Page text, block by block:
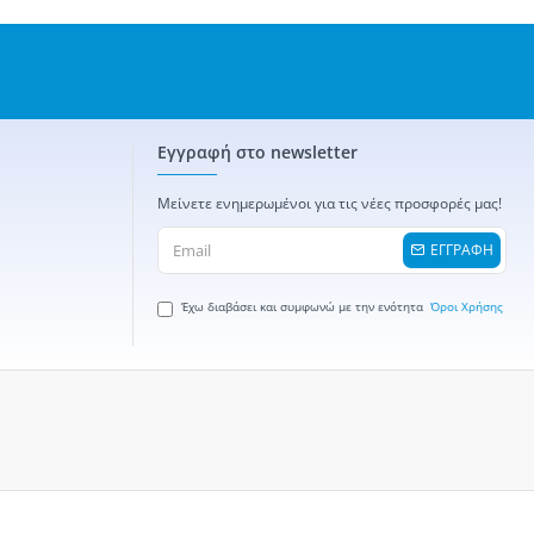
Εγγραφή στο newsletter
Μείνετε ενημερωμένοι για τις νέες προσφορές μας!
ΕΓΓΡΑΦΗ
Έχω διαβάσει και συμφωνώ με την ενότητα Όροι Χρήσης